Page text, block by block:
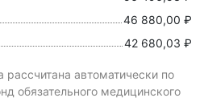
46 880,00 ₽
42 680,03 ₽
автоматически по
обязательного медицинского